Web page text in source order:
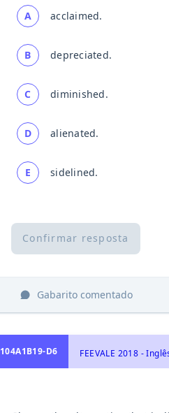
A acclaimed.
B depreciated.
C diminished.
D alienated.
E sidelined.
Confirmar resposta
Gabarito comentado
104A1B19-D6 FEEVALE 2018 -